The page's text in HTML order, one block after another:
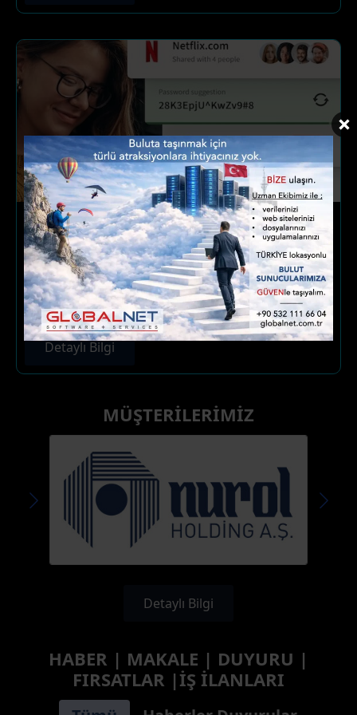
LastPass Şifre Kimlik Yönetimi
LastPass Parola, Şifre Saklama, Koruma, Otomatik
Doldurma ve Kimlik Yönetimi, Türkiye Authorized
Network Partner
Detaylı Bilgi
MÜŞTERİLERİMİZ
Detaylı Bilgi
HABER | MAKALE | DUYURU |
FIRSATLAR |İŞ İLANLARI